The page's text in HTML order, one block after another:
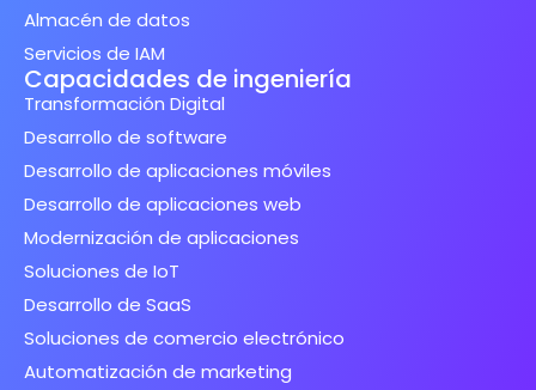
Almacén de datos
Servicios de IAM
Capacidades de ingeniería
Transformación Digital
Desarrollo de software
Desarrollo de aplicaciones móviles
Desarrollo de aplicaciones web
Modernización de aplicaciones
Soluciones de IoT
Desarrollo de SaaS
Soluciones de comercio electrónico
Automatización de marketing